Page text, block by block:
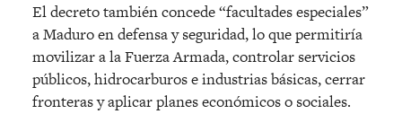
El decreto también concede “facultades especiales”
a Maduro en defensa y seguridad, lo que permitiría
movilizar a la Fuerza Armada, controlar servicios
públicos, hidrocarburos e industrias básicas, cerrar
fronteras y aplicar planes económicos o sociales.